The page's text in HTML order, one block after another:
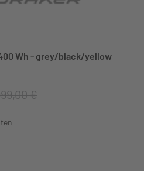
Wh - grey/black/yellow
€